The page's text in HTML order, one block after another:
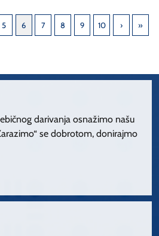
5 6 7 8 9 10
darivanja osnažimo našu
se dobrotom, donirajmo